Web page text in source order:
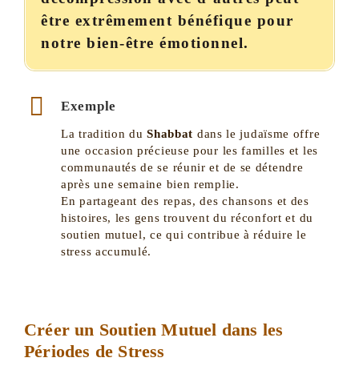
être extrêmement bénéfique pour
notre bien-être émotionnel.
Exemple
La tradition duShabbat dans le judaïsme offre
une occasion précieuse pour les familles et les
communautés de se réunir et de se détendre
après une semaine bien remplie.
En partageant des repas, des chansons et des
histoires, les gens trouvent du réconfort et du
soutien mutuel, ce qui contribue à réduire le
stress accumulé.
Créer un Soutien Mutuel dans les
Périodes de Stress